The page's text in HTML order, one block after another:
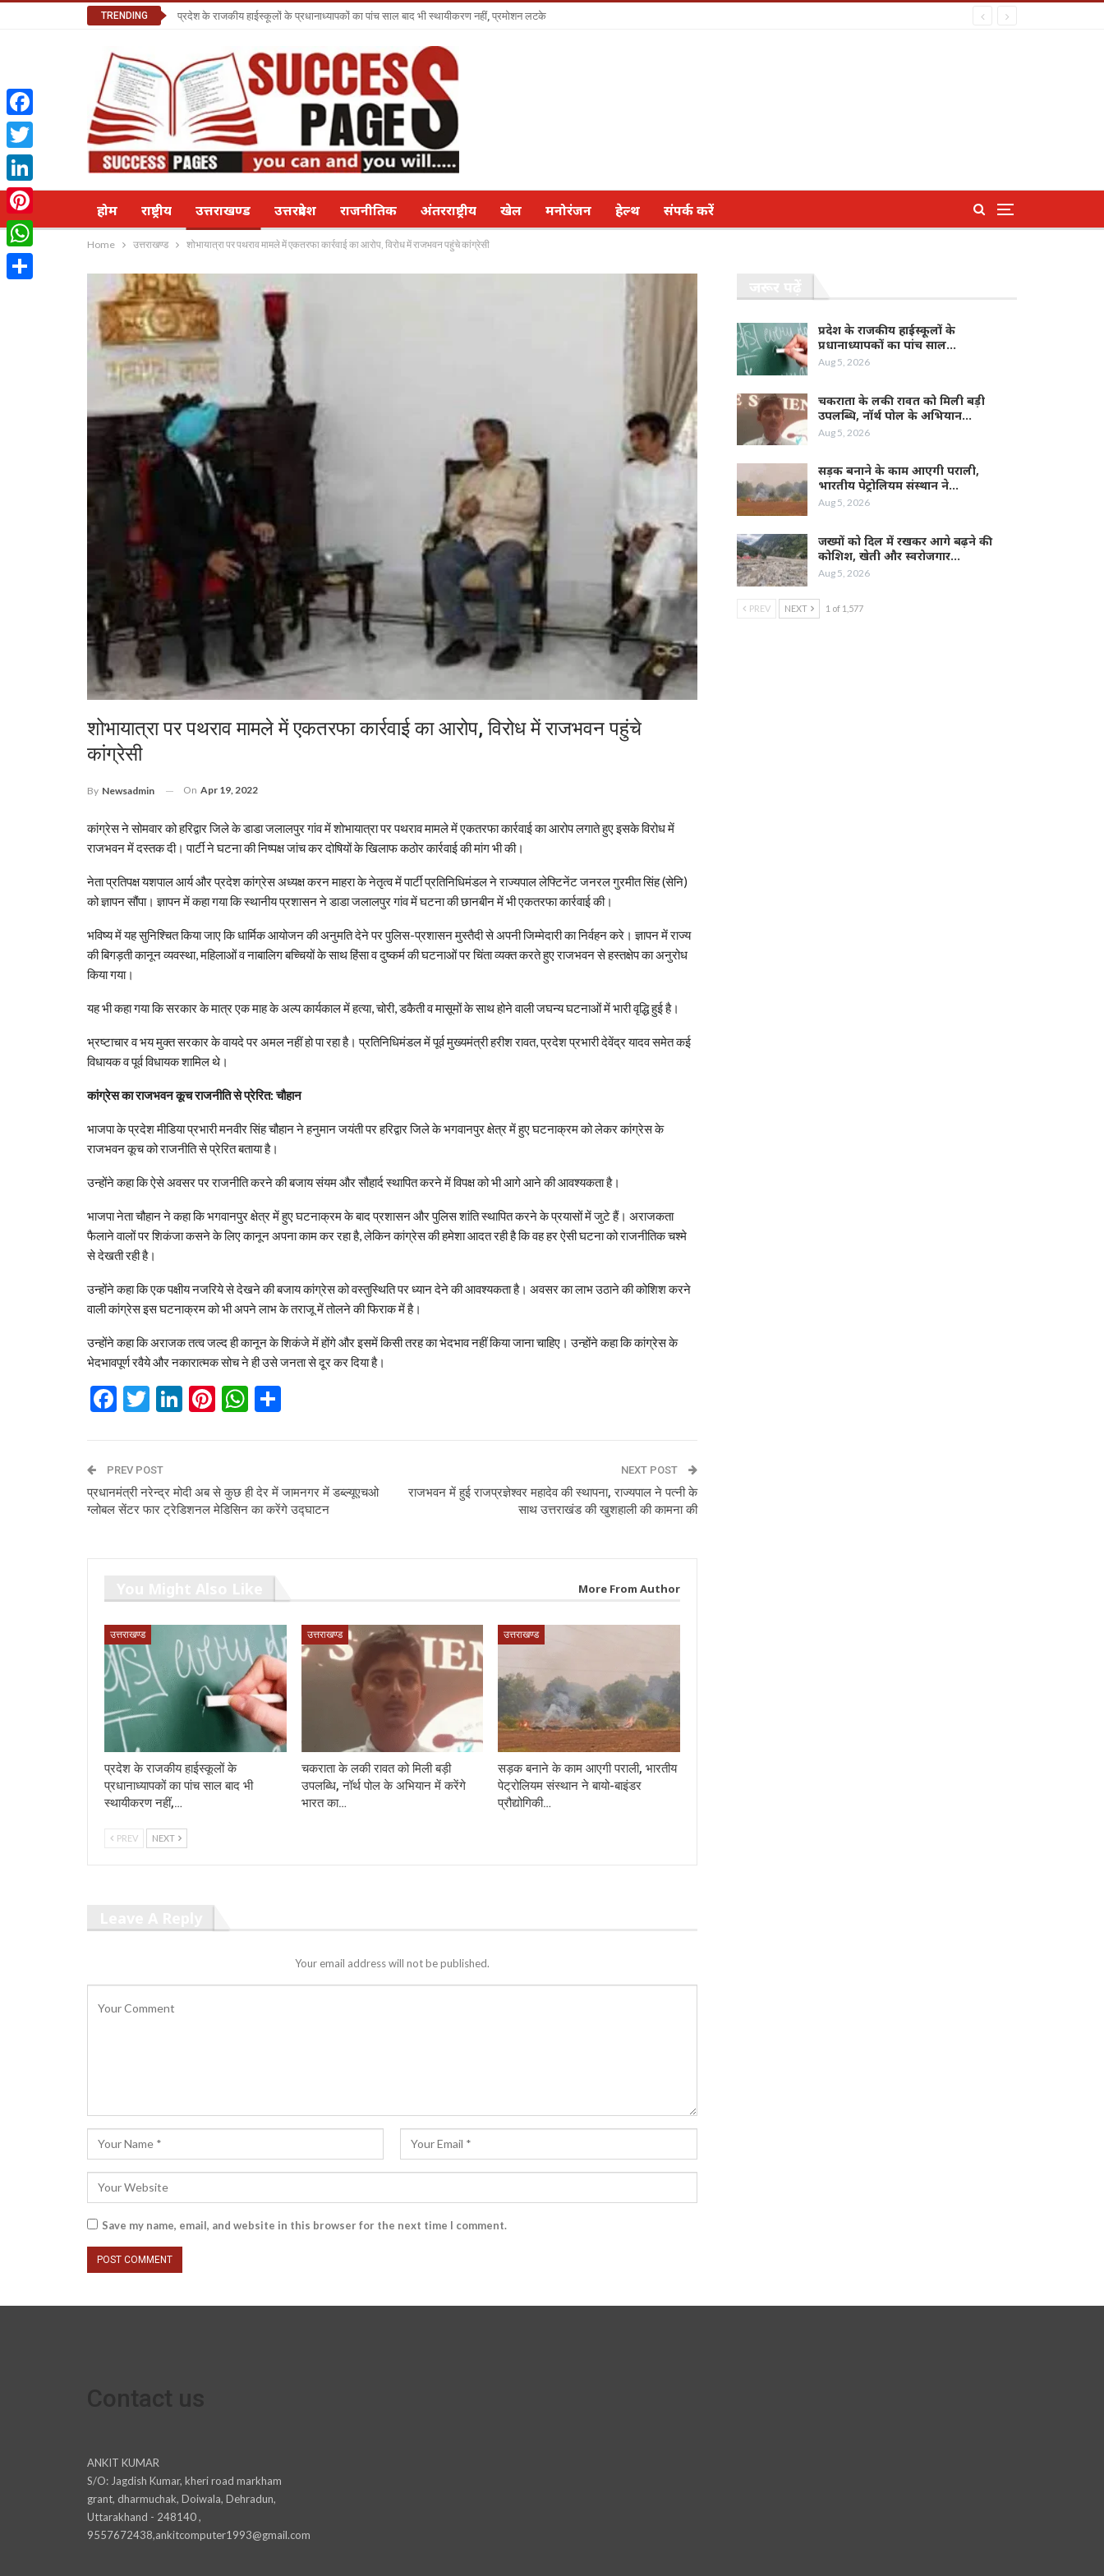
TRENDING प्रदेश के राजकीय हाईस्कूलों के प्रधानाध्यापकों का पांच साल बाद भी स्थायीकरण नहीं, प्रमोशन लटके
होम राष्ट्रीय उत्तराखण्ड उत्तरप्रदेश राजनीतिक अंतरराष्ट्रीय खेल मनोरंजन हेल्थ संपर्क करें
Home उत्तराखण्ड शोभायात्रा पर पथराव मामले में एकतरफा कार्रवाई का आरोप, विरोध में राजभवन पहुंचे कांग्रेसी
शोभायात्रा पर पथराव मामले में एकतरफा कार्रवाई का आरोप, विरोध में राजभवन पहुंचे
कांग्रेसी
By Newsadmin On Apr 19, 2022
कांग्रेस ने सोमवार को हरिद्वार जिले के डाडा जलालपुर गांव में शोभायात्रा पर पथराव मामले में एकतरफा कार्रवाई का आरोप लगाते हुए इसके विरोध में
राजभवन में दस्तक दी। पार्टी ने घटना की निष्पक्ष जांच कर दोषियों के खिलाफ कठोर कार्रवाई की मांग भी की।
नेता प्रतिपक्ष यशपाल आर्य और प्रदेश कांग्रेस अध्यक्ष करन माहरा के नेतृत्व में पार्टी प्रतिनिधिमंडल ने राज्यपाल लेफ्टिनेंट जनरल गुरमीत सिंह (सेनि)
को ज्ञापन सौंपा। ज्ञापन में कहा गया कि स्थानीय प्रशासन ने डाडा जलालपुर गांव में घटना की छानबीन में भी एकतरफा कार्रवाई की।
भविष्य में यह सुनिश्चित किया जाए कि धार्मिक आयोजन की अनुमति देने पर पुलिस-प्रशासन मुस्तैदी से अपनी जिम्मेदारी का निर्वहन करे। ज्ञापन में राज्य
की बिगड़ती कानून व्यवस्था, महिलाओं व नाबालिग बच्चियों के साथ हिंसा व दुष्कर्म की घटनाओं पर चिंता व्यक्त करते हुए राजभवन से हस्तक्षेप का अनुरोध
किया गया।
यह भी कहा गया कि सरकार के मात्र एक माह के अल्प कार्यकाल में हत्या, चोरी, डकैती व मासूमों के साथ होने वाली जघन्य घटनाओं में भारी वृद्धि हुई है।
भ्रष्टाचार व भय मुक्त सरकार के वायदे पर अमल नहीं हो पा रहा है। प्रतिनिधिमंडल में पूर्व मुख्यमंत्री हरीश रावत, प्रदेश प्रभारी देवेंद्र यादव समेत कई
विधायक व पूर्व विधायक शामिल थे।
कांग्रेस का राजभवन कूच राजनीति से प्रेरित: चौहान
भाजपा के प्रदेश मीडिया प्रभारी मनवीर सिंह चौहान ने हनुमान जयंती पर हरिद्वार जिले के भगवानपुर क्षेत्र में हुए घटनाक्रम को लेकर कांग्रेस के
राजभवन कूच को राजनीति से प्रेरित बताया है।
उन्होंने कहा कि ऐसे अवसर पर राजनीति करने की बजाय संयम और सौहार्द स्थापित करने में विपक्ष को भी आगे आने की आवश्यकता है।
भाजपा नेता चौहान ने कहा कि भगवानपुर क्षेत्र में हुए घटनाक्रम के बाद प्रशासन और पुलिस शांति स्थापित करने के प्रयासों में जुटे हैं। अराजकता
फैलाने वालों पर शिकंजा कसने के लिए कानून अपना काम कर रहा है, लेकिन कांग्रेस की हमेशा आदत रही है कि वह हर ऐसी घटना को राजनीतिक चश्मे
से देखती रही है।
उन्होंने कहा कि एक पक्षीय नजरिये से देखने की बजाय कांग्रेस को वस्तुस्थिति पर ध्यान देने की आवश्यकता है। अवसर का लाभ उठाने की कोशिश करने
वाली कांग्रेस इस घटनाक्रम को भी अपने लाभ के तराजू में तोलने की फिराक में है।
उन्होंने कहा कि अराजक तत्व जल्द ही कानून के शिकंजे में होंगे और इसमें किसी तरह का भेदभाव नहीं किया जाना चाहिए। उन्होंने कहा कि कांग्रेस के
भेदभावपूर्ण रवैये और नकारात्मक सोच ने ही उसे जनता से दूर कर दिया है।
Facebook
Twitter
LinkedIn
Pinterest
WhatsApp
PREV POST
प्रधानमंत्री नरेन्द्र मोदी अब से कुछ ही देर में जामनगर में डब्ल्यूएचओ
ग्लोबल सेंटर फार ट्रेडिशनल मेडिसिन का करेंगे उद्घाटन
NEXT POST
राजभवन में हुई राजप्रज्ञेश्वर महादेव की स्थापना, राज्यपाल ने पत्‍नी के
साथ उत्तराखंड की खुशहाली की कामना की
More From Author
उत्तराखण्ड
प्रदेश के राजकीय हाईस्कूलों के
प्रधानाध्यापकों का पांच साल बाद भी
स्थायीकरण नहीं,…
उत्तराखण्ड
चकराता के लकी रावत को मिली बड़ी
उपलब्धि, नॉर्थ पोल के अभियान में करेंगे
भारत का…
उत्तराखण्ड
सड़क बनाने के काम आएगी पराली, भारतीय
पेट्रोलियम संस्थान ने बायो-बाइंडर
प्रौद्योगिकी…
PREV NEXT
Your email address will not be published.
Save my name, email, and website in this browser for the next time I comment.
प्रदेश के राजकीय हाईस्कूलों के
प्रधानाध्यापकों का पांच साल…
Aug 5, 2026
चकराता के लकी रावत को मिली बड़ी
उपलब्धि, नॉर्थ पोल के अभियान…
Aug 5, 2026
सड़क बनाने के काम आएगी पराली,
भारतीय पेट्रोलियम संस्थान ने…
Aug 5, 2026
जख्मों को दिल में रखकर आगे बढ़ने की
कोशिश, खेती और स्वरोजगार…
Aug 5, 2026
PREV NEXT 1 of 1,577
ANKIT KUMAR
S/O: Jagdish Kumar, kheri road markham
grant, dharmuchak, Doiwala, Dehradun,
Uttarakhand - 248140 ,
9557672438,ankitcomputer1993@gmail.com
Facebook
Twitter
LinkedIn
Pinterest
WhatsApp